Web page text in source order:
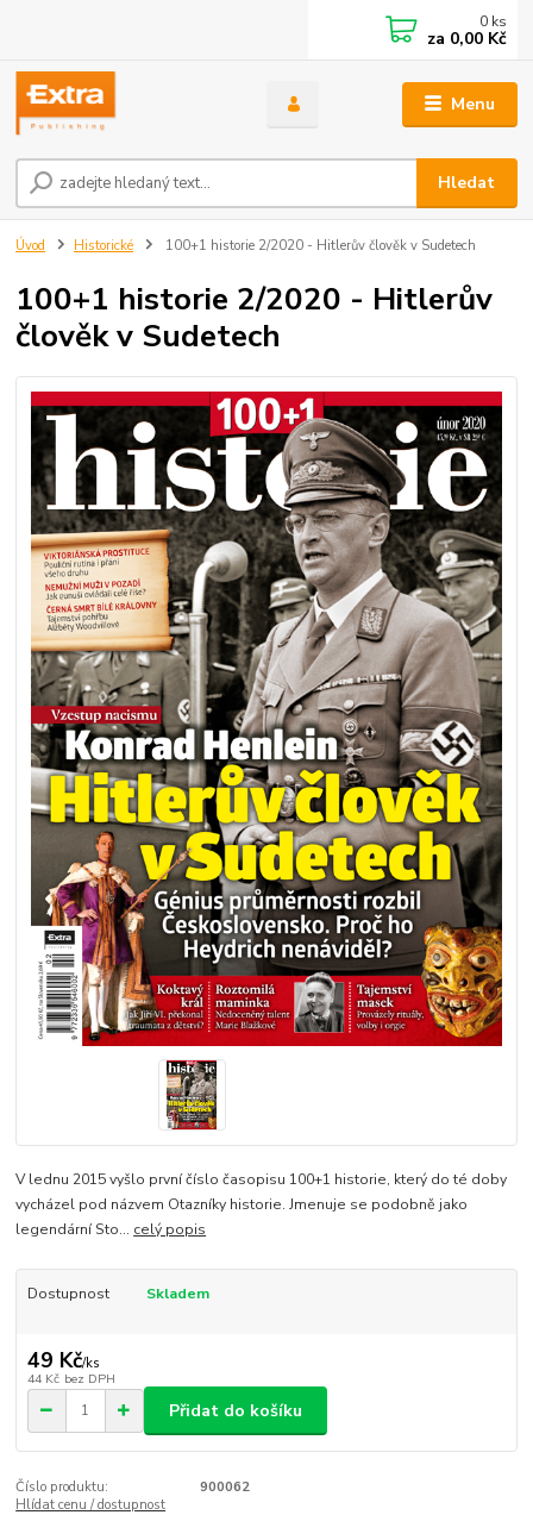
Menu
Hledat
0 ks
za 0,00 Kč
Úvod Historické 100+1 historie 2/2020 - Hitlerův člověk v Sudetech
100+1 historie 2/2020 - Hitlerův
člověk v Sudetech
V lednu 2015 vyšlo první číslo časopisu 100+1 historie, který do té doby
vycházel pod názvem Otazníky historie. Jmenuje se podobně jako
legendární Sto... celý popis
Dostupnost Skladem
49 Kč/ks
44 Kč bez DPH
Přidat do košíku
Číslo produktu:
900062
Hlídat cenu / dostupnost